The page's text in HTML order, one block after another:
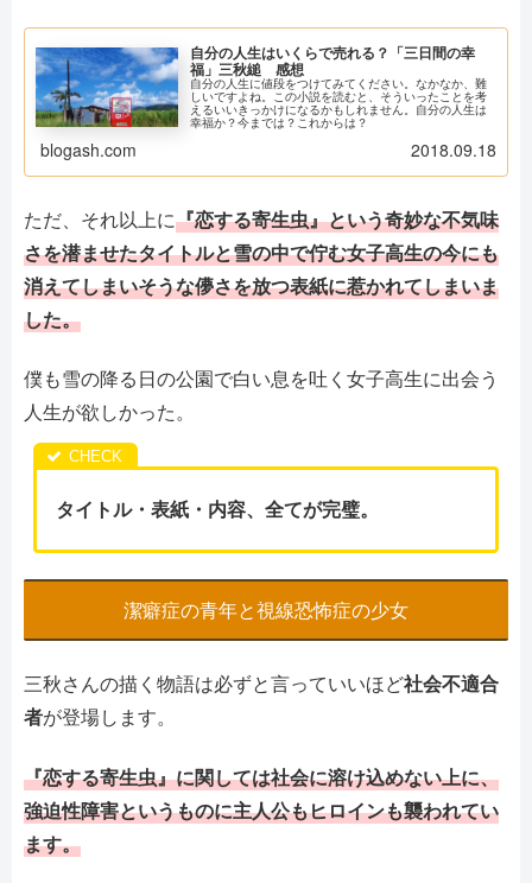
自分の人生はいくらで売れる？「三日間の幸
福」三秋縋 感想
自分の人生に値段をつけてみてください。なかなか、難
しいですよね。この小説を読むと、そういったことを考
えるいいきっかけになるかもしれません。自分の人生は
幸福か？今までは？これからは？
blogash.com 2018.09.18
ただ、それ以上に『恋する寄生虫』という奇妙な不気味
さを潜ませたタイトルと雪の中で佇む女子高生の今にも
消えてしまいそうな儚さを放つ表紙に惹かれてしまいま
した。
僕も雪の降る日の公園で白い息を吐く女子高生に出会う
人生が欲しかった。
タイトル・表紙・内容、全てが完璧。
潔癖症の青年と視線恐怖症の少女
三秋さんの描く物語は必ずと言っていいほど社会不適合
者が登場します。
『恋する寄生虫』に関しては社会に溶け込めない上に、
強迫性障害というものに主人公もヒロインも襲われてい
ます。